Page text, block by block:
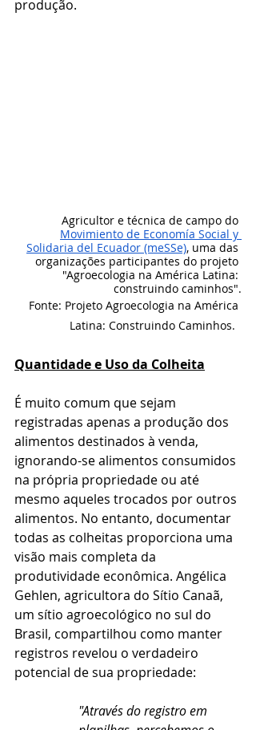
produção.
Agricultor e técnica de campo do
Movimiento de Economía Social y
Solidaria del Ecuador (meSSe), uma das
organizações participantes do projeto
"Agroecologia na América Latina:
construindo caminhos".
Fonte: Projeto Agroecologia na América
Latina: Construindo Caminhos.
Quantidade e Uso da Colheita
É muito comum que sejam
registradas apenas a produção dos
alimentos destinados à venda,
ignorando-se alimentos consumidos
na própria propriedade ou até
mesmo aqueles trocados por outros
alimentos. No entanto, documentar
todas as colheitas proporciona uma
visão mais completa da
produtividade econômica. Angélica
Gehlen, agricultora do Sítio Canaã,
um sítio agroecológico no sul do
Brasil, compartilhou como manter
registros revelou o verdadeiro
potencial de sua propriedade:
"Através do registro em